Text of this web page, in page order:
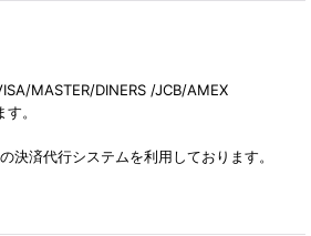
MASTER/DINERS /JCB/AMEX
。
決済代行システムを利用しております。